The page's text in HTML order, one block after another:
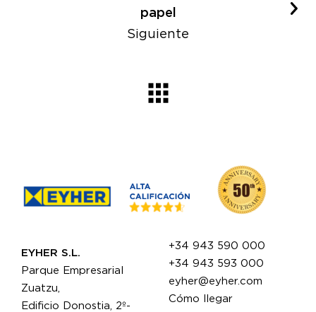
papel
Siguiente
EYHER S.L.
Parque Empresarial
Zuatzu,
Edificio Donostia, 2º-
+34 943 590 000
+34 943 593 000
eyher@eyher.com
Cómo llegar